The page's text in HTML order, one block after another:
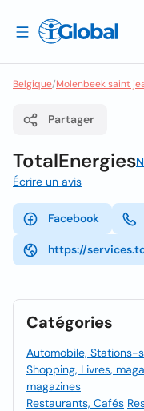
Belgique/Molenbeek saint
Partager
TotalEnergies
Écrire un avis
Facebook
https://
Catégories
Automobile, Stations-
Shopping, Livres,
magazines
Restaurants, Cafés